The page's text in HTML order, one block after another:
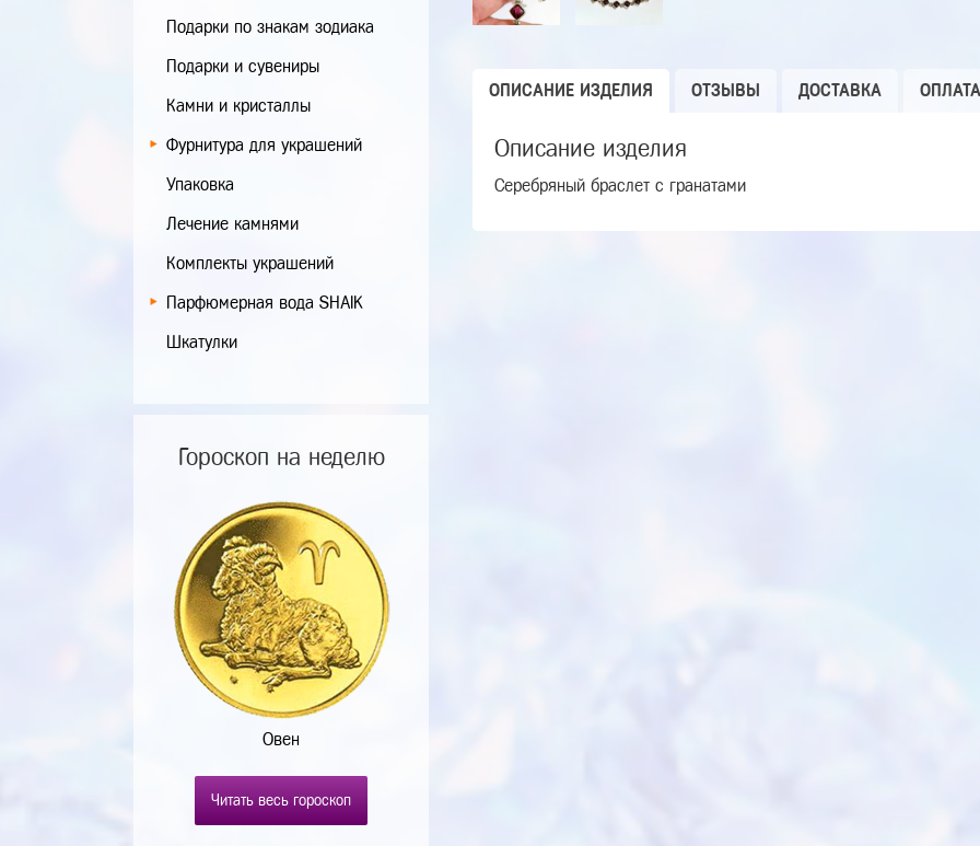
Подарки по знакам зодиака
Подарки и сувениры
Камни и кристаллы
Фурнитура для украшений
Упаковка
Лечение камнями
Комплекты украшений
Парфюмерная вода SHAIK
Шкатулки
Гороскоп на неделю
Овен
Читать весь гороскоп
ОПИСАНИЕ ИЗДЕЛИЯ ОТЗЫВЫ ДОСТАВКА ОПЛАТА
Описание изделия
Серебряный браслет с гранатами